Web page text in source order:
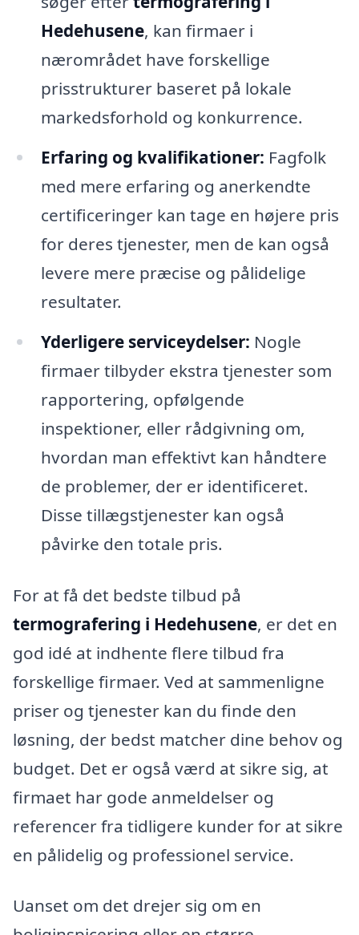
Hedehusene, kan firmaer i
nærområdet have forskellige
prisstrukturer baseret på lokale
markedsforhold og konkurrence.
Erfaring og kvalifikationer: Fagfolk
med mere erfaring og anerkendte
certificeringer kan tage en højere pris
for deres tjenester, men de kan også
levere mere præcise og pålidelige
resultater.
Yderligere serviceydelser: Nogle
firmaer tilbyder ekstra tjenester som
rapportering, opfølgende
inspektioner, eller rådgivning om,
hvordan man effektivt kan håndtere
de problemer, der er identificeret.
Disse tillægstjenester kan også
påvirke den totale pris.
For at få det bedste tilbud på
termografering i Hedehusene, er det en
god idé at indhente flere tilbud fra
forskellige firmaer. Ved at sammenligne
priser og tjenester kan du finde den
løsning, der bedst matcher dine behov og
budget. Det er også værd at sikre sig, at
firmaet har gode anmeldelser og
referencer fra tidligere kunder for at sikre
en pålidelig og professionel service.
Uanset om det drejer sig om en